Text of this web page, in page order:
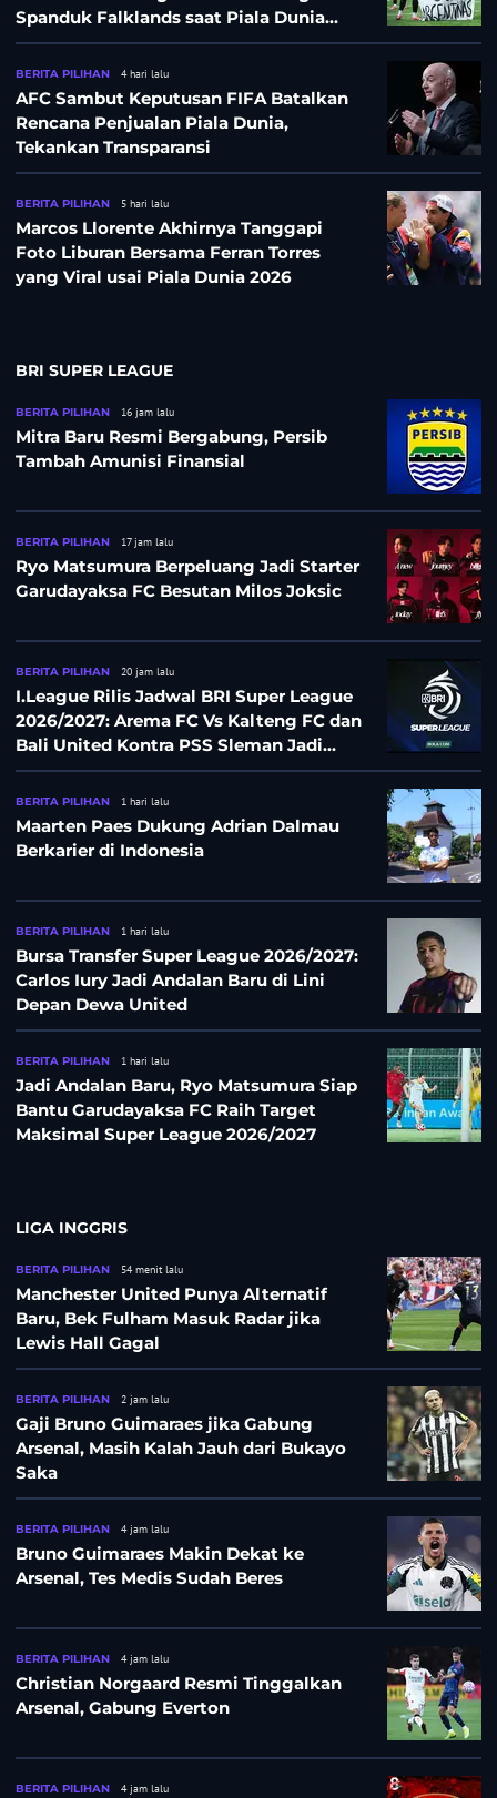
Spanduk Falklands saat Piala Dunia
2026, Jadi Sasaran Kritik
BERITA PILIHAN 4 hari lalu
AFC Sambut Keputusan FIFA Batalkan
Rencana Penjualan Piala Dunia,
Tekankan Transparansi
BERITA PILIHAN 5 hari lalu
Marcos Llorente Akhirnya Tanggapi
Foto Liburan Bersama Ferran Torres
yang Viral usai Piala Dunia 2026
BRI SUPER LEAGUE
BERITA PILIHAN 16 jam lalu
Mitra Baru Resmi Bergabung, Persib
Tambah Amunisi Finansial
BERITA PILIHAN 17 jam lalu
Ryo Matsumura Berpeluang Jadi Starter
Garudayaksa FC Besutan Milos Joksic
BERITA PILIHAN 20 jam lalu
I.League Rilis Jadwal BRI Super League
2026/2027: Arema FC Vs Kalteng FC dan
Bali United Kontra PSS Sleman Jadi
Pembuka pada 4 September
BERITA PILIHAN 1 hari lalu
Maarten Paes Dukung Adrian Dalmau
Berkarier di Indonesia
BERITA PILIHAN 1 hari lalu
Bursa Transfer Super League 2026/2027:
Carlos Iury Jadi Andalan Baru di Lini
Depan Dewa United
BERITA PILIHAN 1 hari lalu
Jadi Andalan Baru, Ryo Matsumura Siap
Bantu Garudayaksa FC Raih Target
Maksimal Super League 2026/2027
LIGA INGGRIS
BERITA PILIHAN 54 menit lalu
Manchester United Punya Alternatif
Baru, Bek Fulham Masuk Radar jika
Lewis Hall Gagal
BERITA PILIHAN 2 jam lalu
Gaji Bruno Guimaraes jika Gabung
Arsenal, Masih Kalah Jauh dari Bukayo
Saka
BERITA PILIHAN 4 jam lalu
Bruno Guimaraes Makin Dekat ke
Arsenal, Tes Medis Sudah Beres
BERITA PILIHAN 4 jam lalu
Christian Norgaard Resmi Tinggalkan
Arsenal, Gabung Everton
BERITA PILIHAN 4 jam lalu